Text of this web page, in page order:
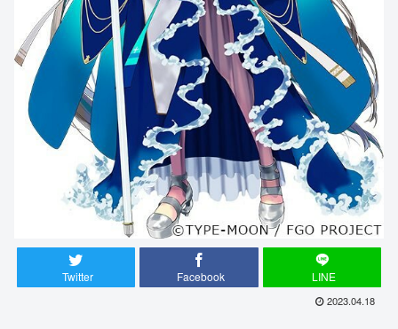
Twitter Facebook LINE
2023.04.18